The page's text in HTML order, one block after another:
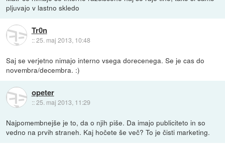
pljuvajo v lastno skledo
Tr0n
::25. maj 2013, 10:48
Saj se verjetno nimajo interno vsega dorecenega. Se je cas do
novembra/decembra. :)
opeter
::25. maj 2013, 11:29
Najpomembnejše je to, da o njih piše. Da imajo publiciteto in so
vedno na prvih straneh. Kaj hočete še več? To je čisti marketing.